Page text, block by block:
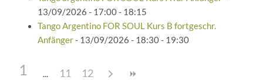
13/09/2026 - 17:00 - 18:15
Tango Argentino FOR SOUL Kurs B fortgeschr.
Anfänger- 13/09/2026 - 18:30 - 19:30
1 11 12